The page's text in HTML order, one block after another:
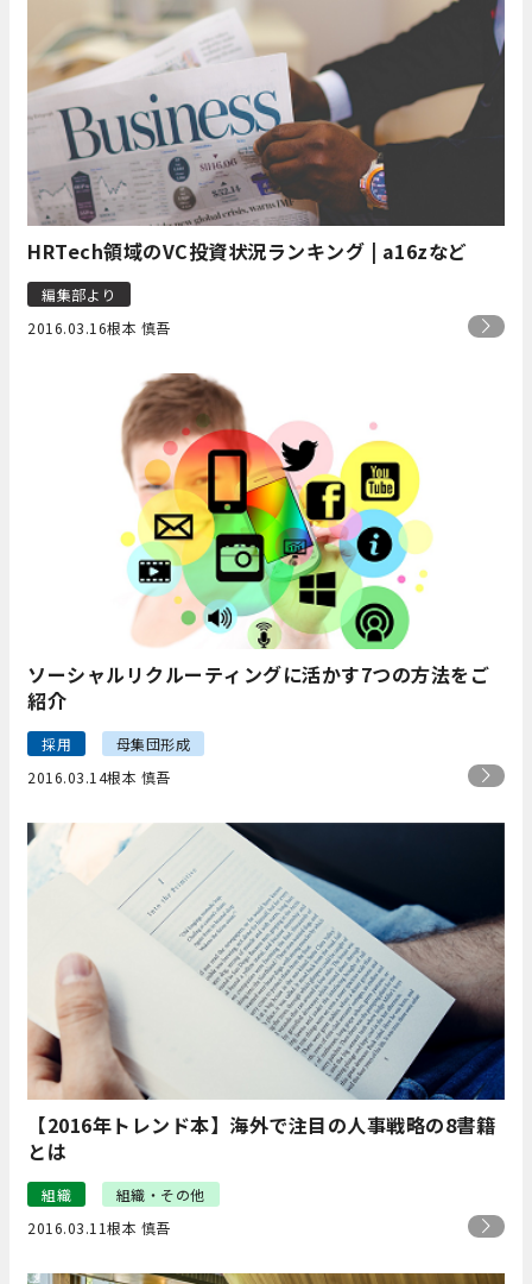
HRTech領域のVC投資状況ランキング | a16zなど
編集部より
2016.03.16根本 慎吾
ソーシャルリクルーティングに活かす7つの方法をご
紹介
採用
母集団形成
2016.03.14根本 慎吾
【2016年トレンド本】海外で注目の人事戦略の8書籍
とは
組織
組織・その他
2016.03.11根本 慎吾